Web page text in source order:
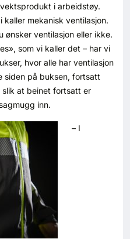
i arbeidstøy.
mekanisk ventilasjon.
ønsker ventilasjon eller ikke.
som vi kaller det – har vi
hvor alle har ventilasjon
siden på buksen, fortsatt
slik at beinet fortsatt er
inn.
– I